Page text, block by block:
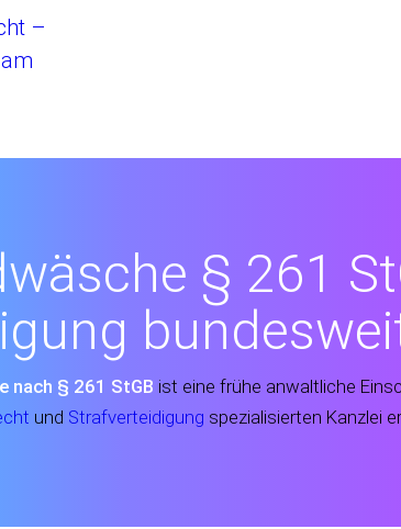
§ 261
nach § 261 StGB ist eine frühe anwaltliche
und Strafverteidigung spezialisierten Kanzlei